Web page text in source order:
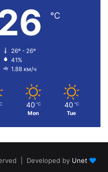
℃
26º - 26º
41%
1.88 км/ч
40 ℃
Mon
40 ℃
Tue
| Developed by Unet